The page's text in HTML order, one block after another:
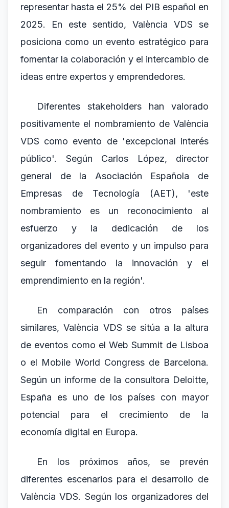
representar hasta el 25% del PIB español en
2025. En este sentido, València VDS se
posiciona como un evento estratégico para
fomentar la colaboración y el intercambio de
ideas entre expertos y emprendedores.
Diferentes stakeholders han valorado
positivamente el nombramiento de València
VDS como evento de 'excepcional interés
público'. Según Carlos López, director
general de la Asociación Española de
Empresas de Tecnología (AET), 'este
nombramiento es un reconocimiento al
esfuerzo y la dedicación de los
organizadores del evento y un impulso para
seguir fomentando la innovación y el
emprendimiento en la región'.
En comparación con otros países
similares, València VDS se sitúa a la altura
de eventos como el Web Summit de Lisboa
o el Mobile World Congress de Barcelona.
Según un informe de la consultora Deloitte,
España es uno de los países con mayor
potencial para el crecimiento de la
economía digital en Europa.
En los próximos años, se prevén
diferentes escenarios para el desarrollo de
València VDS. Según los organizadores del